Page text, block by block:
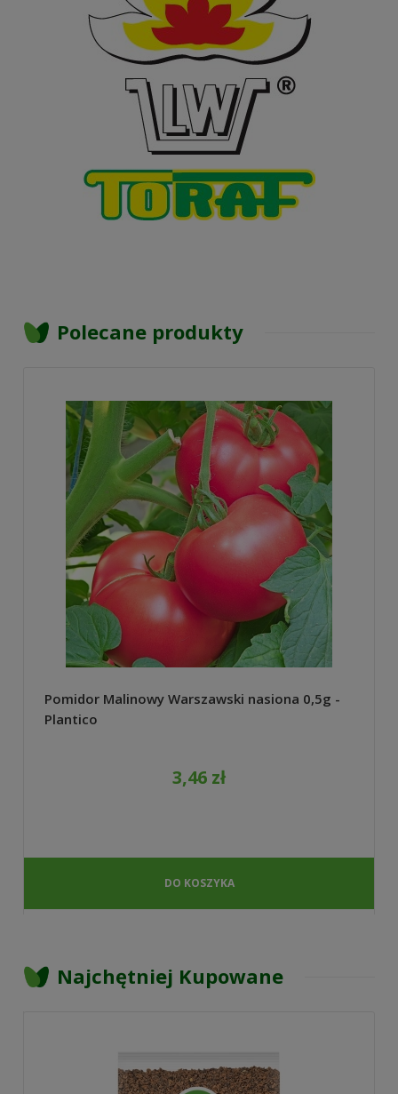
Polecane produkty
Pomidor Malinowy Warszawski nasiona 0,5g -
Plantico
3,46 zł
DO KOSZYKA
Najchętniej Kupowane